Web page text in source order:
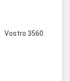
Vostro 3560